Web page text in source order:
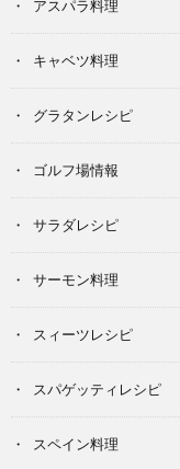
アスパラ料理
キャベツ料理
グラタンレシピ
ゴルフ場情報
サラダレシピ
サーモン料理
スィーツレシピ
スパゲッティレシピ
スペイン料理